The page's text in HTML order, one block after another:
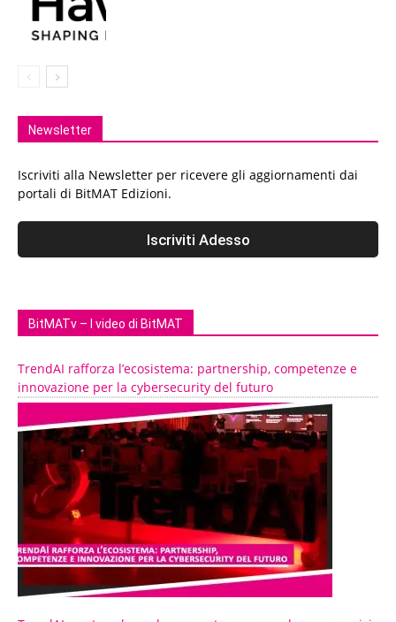
Newsletter
Iscriviti alla Newsletter per ricevere gli aggiornamenti dai
portali di BitMAT Edizioni.
BitMATv – I video di BitMAT
TrendAI rafforza l’ecosistema: partnership, competenze e
innovazione per la cybersecurity del futuro